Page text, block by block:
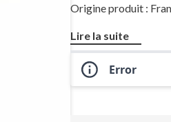
Origine produit :
Lire la suite
Error